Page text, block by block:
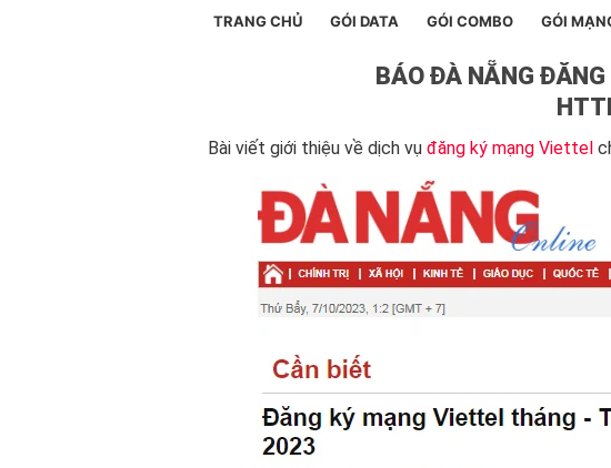
TRANG CHỦ GÓI DATA GÓI COMBO GÓI
BÁO ĐÀ NẴNG
Bài viết giới thiệu về dịch vụ đăng ký mạng Viettel